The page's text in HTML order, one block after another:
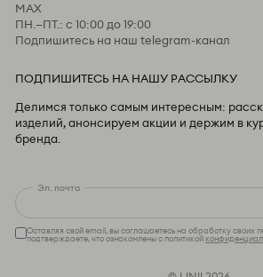
MAX
ПН.—ПТ.: с 10:00 до 19:00
Подпишитесь на наш telegram-канал
ПОДПИШИТЕСЬ НА НАШУ РАССЫЛКУ
Делимся только самым интересным:
изделий, анонсируем акции и держим в
бренда.
Эл. почта
Оставляя свой email, вы соглашаетесь на обработку своих
подтверждаете, что ознакомлены с политикой